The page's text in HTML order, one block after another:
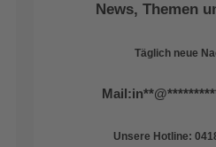
News, Themen
Täglich neue
Mail:in**@
Unsere Hotline: